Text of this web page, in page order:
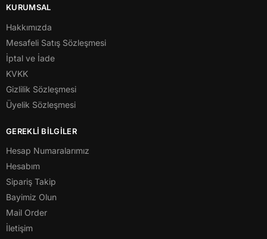
KURUMSAL
Hakkımızda
Mesafeli Satış Sözleşmesi
İptal ve İade
KVKK
Gizlilik Sözleşmesi
Üyelik Sözleşmesi
GEREKLİ BİLGİLER
Hesap Numaralarımız
Hesabım
Sipariş Takip
Bayimiz Olun
Mail Order
İletişim